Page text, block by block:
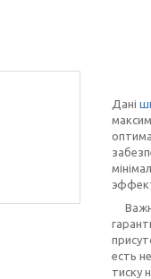
Дані
есть
тиску